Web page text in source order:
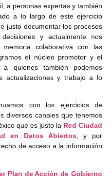
a personas expertas y también
a lo largo de este ejercicio
justo documentar los procesos
y actualmente nos
colaborativa con las
el núcleo promotor y el
quienes también podemos
actualizaciones y trabajo a lo
con los ejercicios de
diversos canales que tenemos
que es justo la Red Ciudad
en Datos Abiertos , y por
de acceso a la información
Plan de Acción de Gobierno